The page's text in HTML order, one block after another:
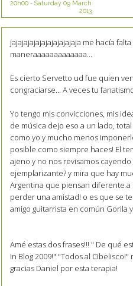
20h00- Saturday 09 March
2013
jajajajajajajajajajajaja me hacía
maneraaaaaaaaaaaaa...
Es cierto Servetto ud fue quien
congraciarse... A veces tu
Yo tengo mis convicciones, mis
de música dejo eso a un lado,
como yo y mucho menos
posible como siempre haces! El
ajeno y no nos revisamos
ejemplarizante? y mira que hay
Argentina que piensan diferente a
perder una amistad! o es que se
amigo guitarrista en común Gorila
Amé estas dos frases!!! " De qué
In Blog 2009!" "Todos al Obelisco!"
gracias Daniel por esta terapia!